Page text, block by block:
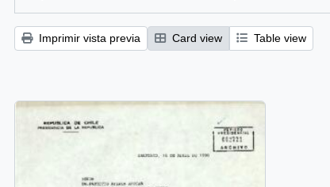
Imprimir vista previa Card view Table view